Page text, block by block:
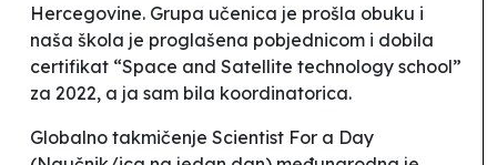
Hercegovine. Grupa učenica je prošla obuku i
naša škola je proglašena pobjednicom i dobila
certifikat “Space and Satellite technology school”
za 2022, a ja sam bila koordinatorica.
Globalno takmičenje Scientist For a Day